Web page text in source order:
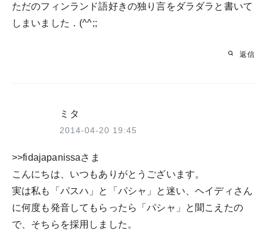
ただのフィンランド語好きの独り言をダラダラと書いて
しまいました．(^^;;
返信
ミタ
2014-04-20 19:45
>>fidajapanissaさま
こんにちは、いつもありがとうございます。
実は私も「パスハ」と「パシャ」と迷い、ヘイディさん
に何度も発音してもらったら「パシャ」と聞こえたの
で、そちらを採用しました。